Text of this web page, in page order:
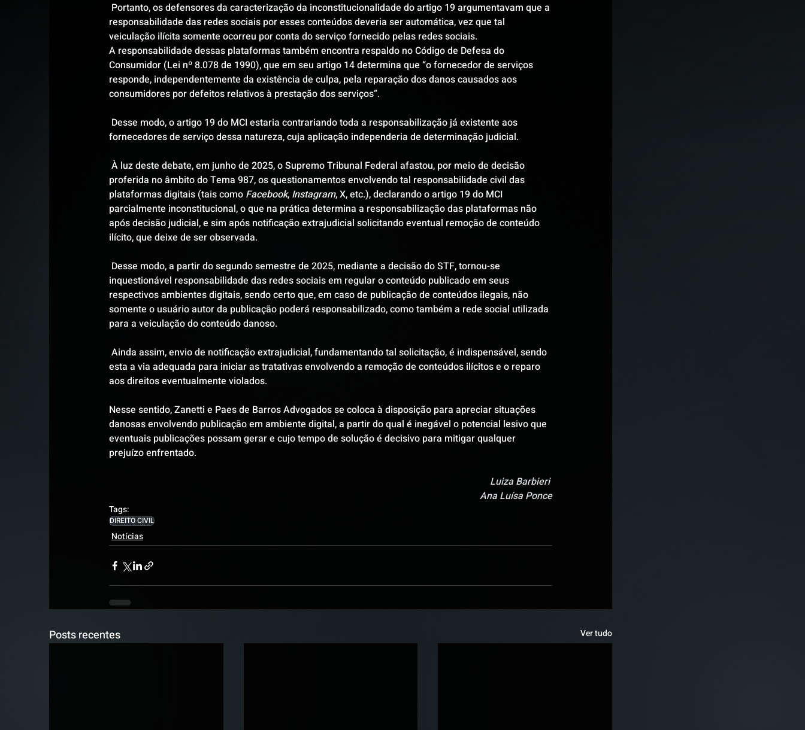
Portanto, os defensores da caracterização da inconstitucionalidade do artigo 19 argumentavam que a
responsabilidade das redes sociais por esses conteúdos deveria ser automática, vez que tal
veiculação ilícita somente ocorreu por conta do serviço fornecido pelas redes sociais.
A responsabilidade dessas plataformas também encontra respaldo no Código de Defesa do
Consumidor (Lei nº 8.078 de 1990), que em seu artigo 14 determina que “o fornecedor de serviços
responde, independentemente da existência de culpa, pela reparação dos danos causados aos
consumidores por defeitos relativos à prestação dos serviços”.
Desse modo, o artigo 19 do MCI estaria contrariando toda a responsabilização já existente aos
fornecedores de serviço dessa natureza, cuja aplicação independeria de determinação judicial.
À luz deste debate, em junho de 2025, o Supremo Tribunal Federal afastou, por meio de decisão
proferida no âmbito do Tema 987, os questionamentos envolvendo tal responsabilidade civil das
plataformas digitais (tais como Facebook, Instagram, X, etc.), declarando o artigo 19 do MCI
parcialmente inconstitucional, o que na prática determina a responsabilização das plataformas não
após decisão judicial, e sim após notificação extrajudicial solicitando eventual remoção de conteúdo
ilícito, que deixe de ser observada.
Desse modo, a partir do segundo semestre de 2025, mediante a decisão do STF, tornou-se
inquestionável responsabilidade das redes sociais em regular o conteúdo publicado em seus
respectivos ambientes digitais, sendo certo que, em caso de publicação de conteúdos ilegais, não
somente o usuário autor da publicação poderá responsabilizado, como também a rede social utilizada
para a veiculação do conteúdo danoso.
Ainda assim, envio de notificação extrajudicial, fundamentando tal solicitação, é indispensável, sendo
esta a via adequada para iniciar as tratativas envolvendo a remoção de conteúdos ilícitos e o reparo
aos direitos eventualmente violados.
Nesse sentido, Zanetti e Paes de Barros Advogados se coloca à disposição para apreciar situações
danosas envolvendo publicação em ambiente digital, a partir do qual é inegável o potencial lesivo que
eventuais publicações possam gerar e cujo tempo de solução é decisivo para mitigar qualquer
prejuízo enfrentado.
Luiza Barbieri
Ana Luísa Ponce
Tags:
DIREITO CIVIL
Notícias
Posts recentes Ver tudo